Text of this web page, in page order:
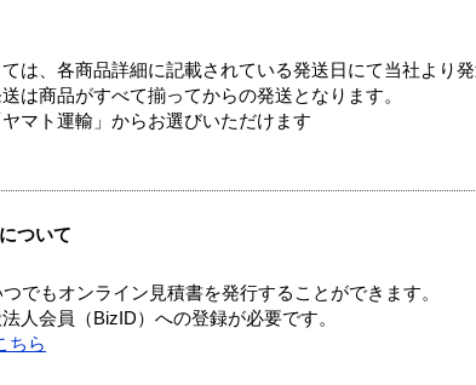
は、各商品詳細に記載されている発送日にて当社より発
は商品がすべて揃ってからの発送となります。
マト運輸」からお選びいただけます
ついて
でもオンライン見積書を発行することができます。
人会員（BizID）への登録が必要です。
ちら